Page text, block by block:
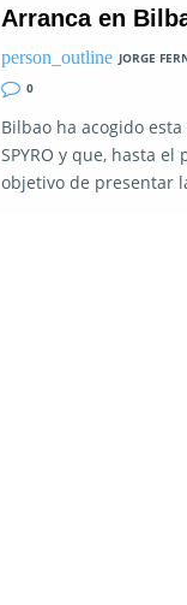
Arranca en
JORGE
0
Bilbao ha acogido
SPYRO y que, hasta
objetivo de presentar